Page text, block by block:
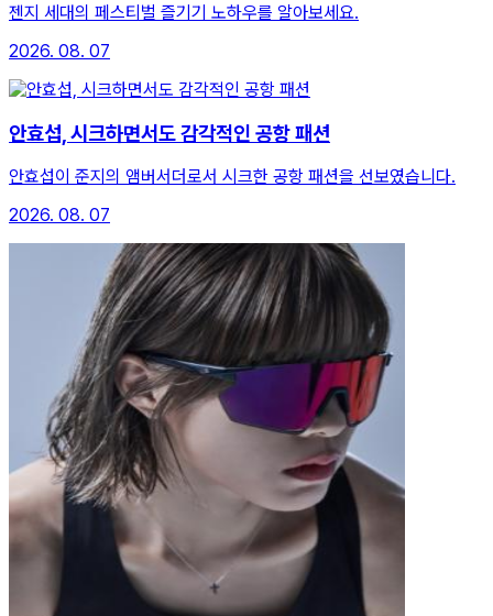
젠지 세대의 페스티벌 즐기기 노하우를 알아보세요.
2026. 08. 07
안효섭, 시크하면서도 감각적인 공항 패션
안효섭이 준지의 앰버서더로서 시크한 공항 패션을 선보였습니다.
2026. 08. 07